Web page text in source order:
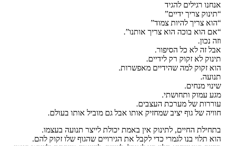
אנחנו רגילים להגיד
“תינוק צריך ידיים”
“הוא צריך להיות צמוד”
“אם הוא בוכה הוא צריך אותנו”.
וזה נכון.
אבל זה לא כל הסיפור.
תינוק לא זקוק רק לידיים.
הוא זקוק למה שהידיים מאפשרות.
תנועה.
שינוי מנחים.
מגע עמוק ותחושתי.
עוררות של מערכת העצבים.
חוויה של גוף יציב שמחזיק אותו אבל גם מוביל אותו בעולם.
בתחילת החיים, לתינוק אין באמת יכולת לייצר תנועה בעצמו.
הוא תלוי בנו לגמרי כדי לקבל את הגירויים שהגוף שלו זקוק להם.